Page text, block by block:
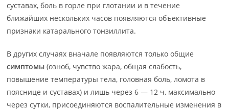
суставах, боль в горле при глотании и в течение
ближайших нескольких часов появляются объективные
признаки катарального тонзиллита.
В других случаях вначале появляются только общие
симптомы (озноб, чувство жара, общая слабость,
повышение температуры тела, головная боль, ломота в
пояснице и суставах) и лишь через 6 — 12 ч, максимально
через сутки, присоединяются воспалительные изменения в